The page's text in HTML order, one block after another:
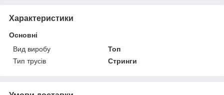
Характеристики
Основні
Вид виробу
Топ
Тип трусів
Стринги